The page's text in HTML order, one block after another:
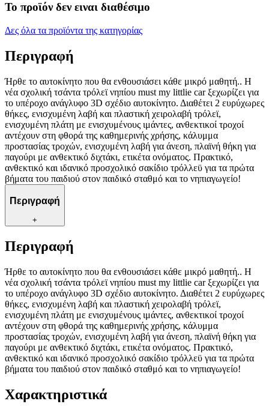
Το προϊόν δεν ειναι διαθέσιμο
Δες όλα τα προϊόντα της κατηγορίας
Περιγραφή
Ήρθε το αυτοκίνητο που θα ενθουσιάσει κάθε μικρό μαθητή.. H
νέα σχολική τσάντα τρόλεϊ νηπίου must my littlie car ξεχωρίζει για
το υπέροχο ανάγλυφο 3D σχέδιο αυτοκίνητο. Διαθέτει 2 ευρύχωρες
θήκες, ενισχυμένη λαβή και πλαστική χειρολαβή τρόλεϊ,
ενισχυμένη πλάτη με ενισχυμένους ιμάντες, ανθεκτικοί τροχοί
αντέχουν στη φθορά της καθημερινής χρήσης, κάλυμμα
προστασίας τροχών, ενισχυμένη λαβή για άνεση, πλαϊνή θήκη για
παγούρι με ανθεκτικό διχτάκι, ετικέτα ονόματος. Πρακτικό,
ανθεκτικό και ιδανικό προσχολικό σακίδιο τρόλλεϋ για τα πρώτα
βήματα του παιδιού στον παιδικό σταθμό και το νηπιαγωγείο!
Περιγραφή
+
Περιγραφή
Ήρθε το αυτοκίνητο που θα ενθουσιάσει κάθε μικρό μαθητή.. H
νέα σχολική τσάντα τρόλεϊ νηπίου must my littlie car ξεχωρίζει για
το υπέροχο ανάγλυφο 3D σχέδιο αυτοκίνητο. Διαθέτει 2 ευρύχωρες
θήκες, ενισχυμένη λαβή και πλαστική χειρολαβή τρόλεϊ,
ενισχυμένη πλάτη με ενισχυμένους ιμάντες, ανθεκτικοί τροχοί
αντέχουν στη φθορά της καθημερινής χρήσης, κάλυμμα
προστασίας τροχών, ενισχυμένη λαβή για άνεση, πλαϊνή θήκη για
παγούρι με ανθεκτικό διχτάκι, ετικέτα ονόματος. Πρακτικό,
ανθεκτικό και ιδανικό προσχολικό σακίδιο τρόλλεϋ για τα πρώτα
βήματα του παιδιού στον παιδικό σταθμό και το νηπιαγωγείο!
Χαρακτηριστικά